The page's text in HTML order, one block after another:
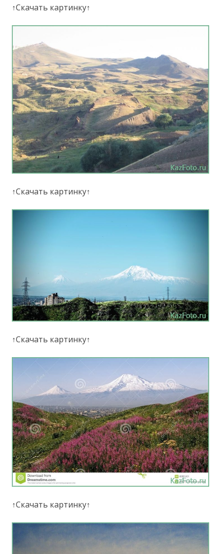
↑Скачать картинку↑
↑Скачать картинку↑
↑Скачать картинку↑
↑Скачать картинку↑